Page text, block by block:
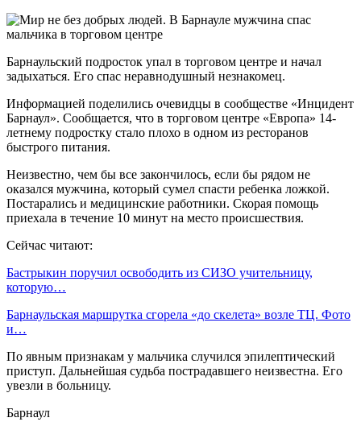
Барнаульский подросток упал в торговом центре и начал
задыхаться. Его спас неравнодушный незнакомец.
Информацией поделились очевидцы в сообществе «Инцидент
Барнаул». Сообщается, что в торговом центре «Европа» 14-
летнему подростку стало плохо в одном из ресторанов
быстрого питания.
Неизвестно, чем бы все закончилось, если бы рядом не
оказался мужчина, который сумел спасти ребенка ложкой.
Постарались и медицинские работники. Скорая помощь
приехала в течение 10 минут на место происшествия.
Сейчас читают:
Бастрыкин поручил освободить из СИЗО учительницу,
которую…
Барнаульская маршрутка сгорела «до скелета» возле ТЦ. Фото
и…
По явным признакам у мальчика случился эпилептический
приступ. Дальнейшая судьба пострадавшего неизвестна. Его
увезли в больницу.
Барнаул